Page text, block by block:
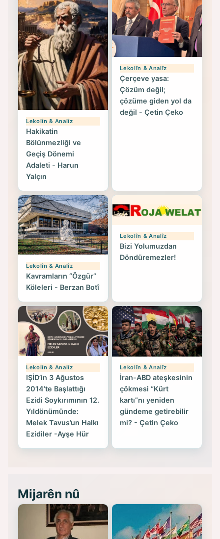
Lekolîn & Analîz
Hakikatin
Bölünmezliği ve
Geçiş Dönemi
Adaleti - Harun
Yalçın
Lekolîn & Analîz
Çerçeve yasa:
Çözüm değil;
çözüme giden yol da
değil - Çetin Çeko
Lekolîn & Analîz
Kavramların “Özgür”
Köleleri - Berzan Botî
Lekolîn & Analîz
Bizi Yolumuzdan
Döndüremezler!
Lekolîn & Analîz
IŞİD’in 3 Ağustos
2014’te Başlattığı
Ezidi Soykırımının 12.
Yıldönümünde:
Melek Tavus’un Halkı
Ezidiler -Ayşe Hür
Lekolîn & Analîz
İran-ABD ateşkesinin
çökmesi “Kürt
kartı”nı yeniden
gündeme getirebilir
mi? - Çetin Çeko
Mijarên nû